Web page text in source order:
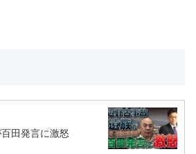
百田発言に激怒